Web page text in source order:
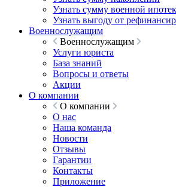
Узнать сумму военной
Узнать выгоду от
Военнослужащим
Военнослужащим
Услуги юриста
База знаний
Вопросы и ответы
Акции
О компании
О компании
О нас
Наша команда
Новости
Отзывы
Гарантии
Контакты
Приложение